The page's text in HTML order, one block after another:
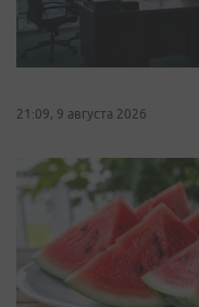
21:09, 9 августа 2026